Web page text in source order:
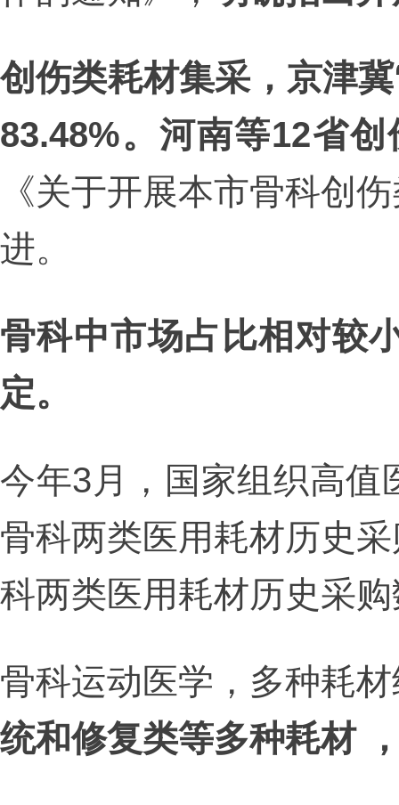
创伤类耗材集采，京津
83.48%。 河南等12省创
《关于开展本市骨科创
进。
骨科中市场占比相对较
定。
今年3月，国家组织高值
骨科两类医用耗材历史
科两类医用耗材历史采
骨科运动医学，多种耗
统和修复类等多种耗材